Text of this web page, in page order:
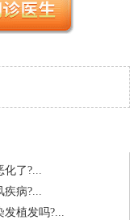
化了?...
疾病?...
发植发吗?...